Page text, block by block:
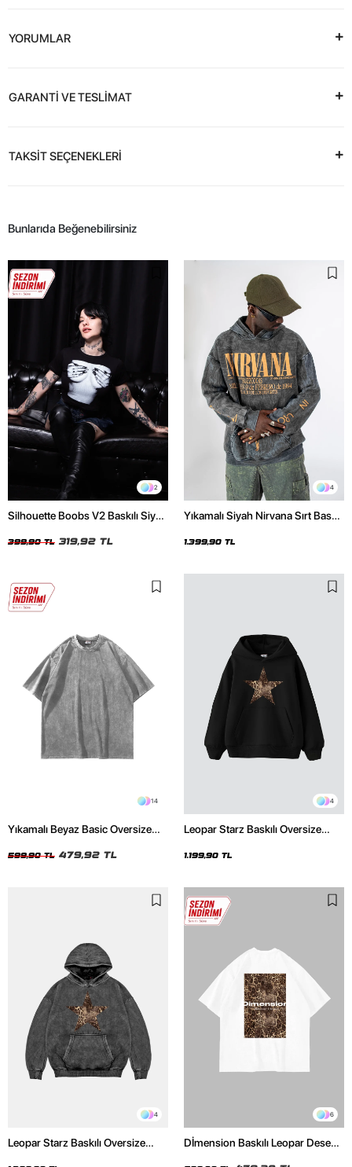
YORUMLAR
GARANTİ VE TESLİMAT
TAKSİT SEÇENEKLERİ
Bunlarıda Beğenebilirsiniz
2
Silhouette Boobs V2 Baskılı Siyah
399,90 TL 319,92 TL
4
Yıkamalı Siyah Nirvana Sırt Baskılı
1.399,90 TL
14
Yıkamalı Beyaz Basic Oversize
599,90 TL 479,92 TL
4
Leopar Starz Baskılı Oversize
1.199,90 TL
4
Leopar Starz Baskılı Oversize
6
Dİmension Baskılı Leopar Desenli